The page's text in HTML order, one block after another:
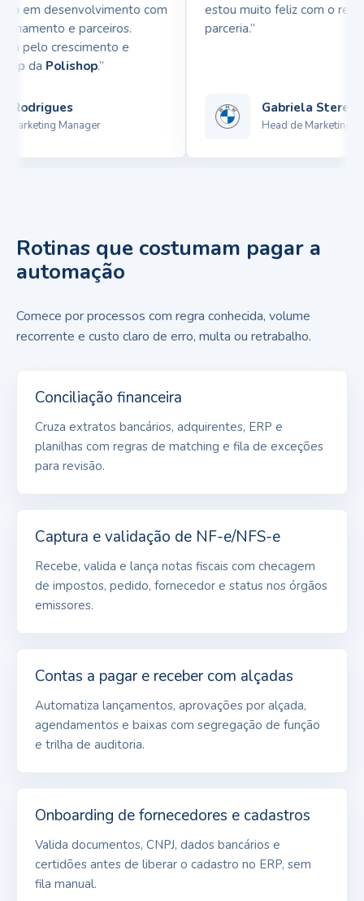
em desenvolvimento com
e parceiros.
pelo crescimento e
daPolishop.”
Manager
estou muito feliz com o
parceria.”
Gabriela
Head de Marketing
Rotinas que costumam pagar a
automação
Comece por processos com regra conhecida, volume
recorrente e custo claro de erro, multa ou retrabalho.
Conciliação financeira
Cruza extratos bancários, adquirentes, ERP e
planilhas com regras de matching e fila de exceções
para revisão.
Captura e validação de NF-e/NFS-e
Recebe, valida e lança notas fiscais com checagem
de impostos, pedido, fornecedor e status nos órgãos
emissores.
Contas a pagar e receber com alçadas
Automatiza lançamentos, aprovações por alçada,
agendamentos e baixas com segregação de função
e trilha de auditoria.
Onboarding de fornecedores e cadastros
Valida documentos, CNPJ, dados bancários e
certidões antes de liberar o cadastro no ERP, sem
fila manual.